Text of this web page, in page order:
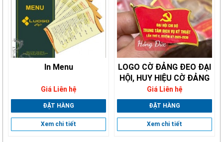
In Menu
Giá Liên hệ
ĐẶT HÀNG
Xem chi tiết
LOGO CỜ ĐẢNG ĐEO ĐẠI
HỘI, HUY HIỆU CỜ ĐẢNG
ĐEO NGỰC
Giá Liên hệ
ĐẶT HÀNG
Xem chi tiết